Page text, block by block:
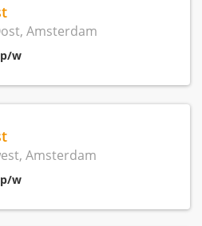
Amsterdam
w
Amsterdam
w